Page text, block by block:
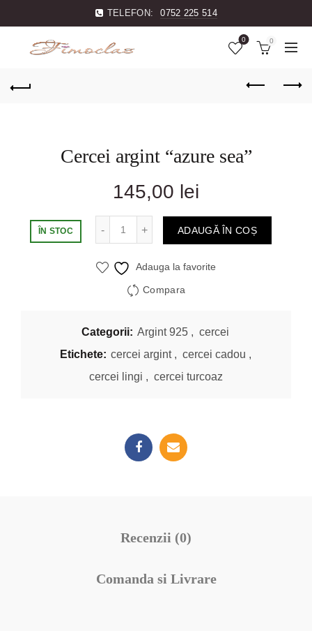
TELEFON: 0752 225 514
0 0
Cercei argint “azure sea”
145,00 lei
ÎN STOC ADAUGĂ ÎN COȘ
Adauga la favorite
Compara
Categorii: Argint 925 , cercei
Etichete: cercei argint , cercei cadou ,
cercei lingi , cercei turcoaz
Recenzii (0)
Comanda si Livrare